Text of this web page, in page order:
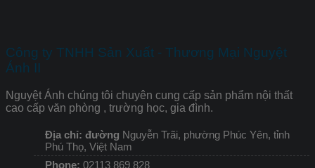
Công ty TNHH Sản Xuất - Thương Mại Nguyệt
Ánh II
Nguyệt Ánh chúng tôi chuyên cung cấp sản phẩm nội thất
cao cấp văn phòng , trường học, gia đình.
Địa chỉ: đường Nguyễn Trãi, phường Phúc Yên, tỉnh
Phú Thọ, Việt Nam
Phone: 02113 869 828